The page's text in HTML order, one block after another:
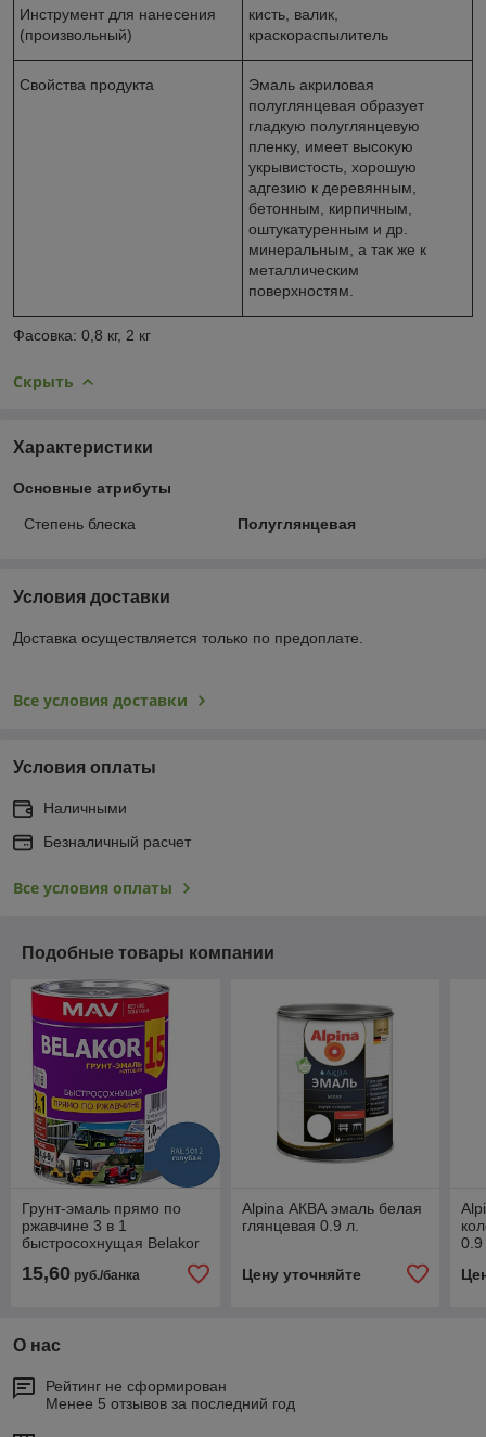
Инструмент для нанесения
(произвольный)
кисть, валик,
краскораспылитель
Свойства продукта
Эмаль акриловая
полуглянцевая образует
гладкую полуглянцевую
пленку, имеет высокую
укрывистость, хорошую
адгезию к деревянным,
бетонным, кирпичным,
оштукатуренным и др.
минеральным, а так же к
металлическим
поверхностям.
Фасовка: 0,8 кг, 2 кг
Скрыть
Характеристики
Основные атрибуты
Степень блеска Полуглянцевая
Условия доставки
Доставка осуществляется только по предоплате.
Все условия доставки
Условия оплаты
Наличными
Безналичный расчет
Все условия оплаты
Подобные товары компании
Грунт-эмаль прямо по
ржавчине 3 в 1
быстросохнущая Belakor
15 RAL 5012 (ГОЛУБОЙ)
матовый 1 л.
15,60 руб./банка
Alpina АКВА эмаль белая
глянцевая 0.9 л.
Цену уточняйте
0.9
О нас
Рейтинг не сформирован
Менее 5 отзывов за последний год